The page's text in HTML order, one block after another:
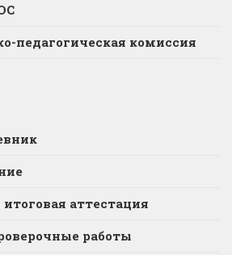
педагогическая комиссия
аттестация
работы